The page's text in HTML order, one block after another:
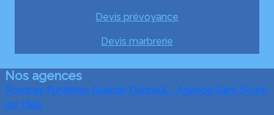
Devis prévoyance
Devis marbrerie
Nos agences
Pompes Funèbres Quantin Dubreuil - Agence Saint Seurin
sur L’Isle